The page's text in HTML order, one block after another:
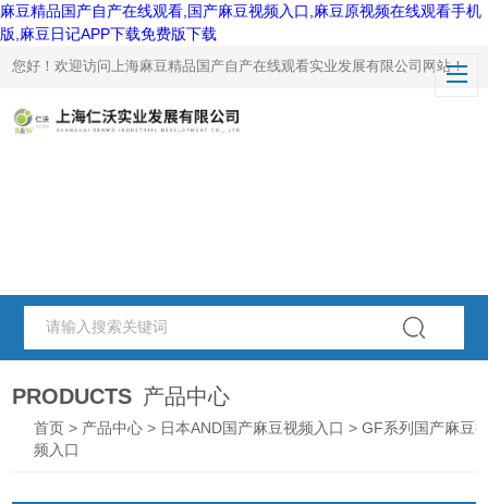
麻豆精品国产自产在线观看,国产麻豆视频入口,麻豆原视频在线观看手机
版,麻豆日记APP下载免费版下载
您好！欢迎访问上海麻豆精品国产自产在线观看实业发展有限公司网站！
PRODUCTS 产品中心
首页 > 产品中心 > 日本AND国产麻豆视频入口 > GF系列国产麻豆
频入口